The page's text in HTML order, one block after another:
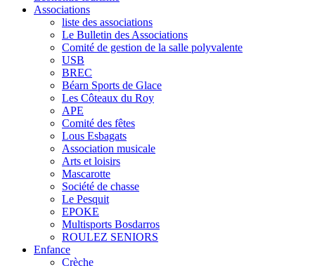
Associations
liste des associations
Le Bulletin des Associations
Comité de gestion de la salle polyvalente
USB
BREC
Béarn Sports de Glace
Les Côteaux du Roy
APE
Comité des fêtes
Lous Esbagats
Association musicale
Arts et loisirs
Mascarotte
Société de chasse
Le Pesquit
EPOKE
Multisports Bosdarros
ROULEZ SENIORS
Enfance
Crèche